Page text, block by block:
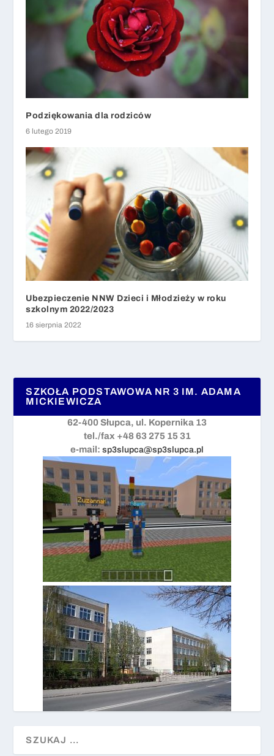
Podziękowania dla rodziców
6 lutego 2019
Ubezpieczenie NNW Dzieci i Młodzieży w roku
szkolnym 2022/2023
16 sierpnia 2022
SZKOŁA PODSTAWOWA NR 3 IM. ADAMA
MICKIEWICZA
62-400 Słupca, ul. Kopernika 13
tel./fax +48 63 275 15 31
e-mail: sp3slupca@sp3slupca.pl